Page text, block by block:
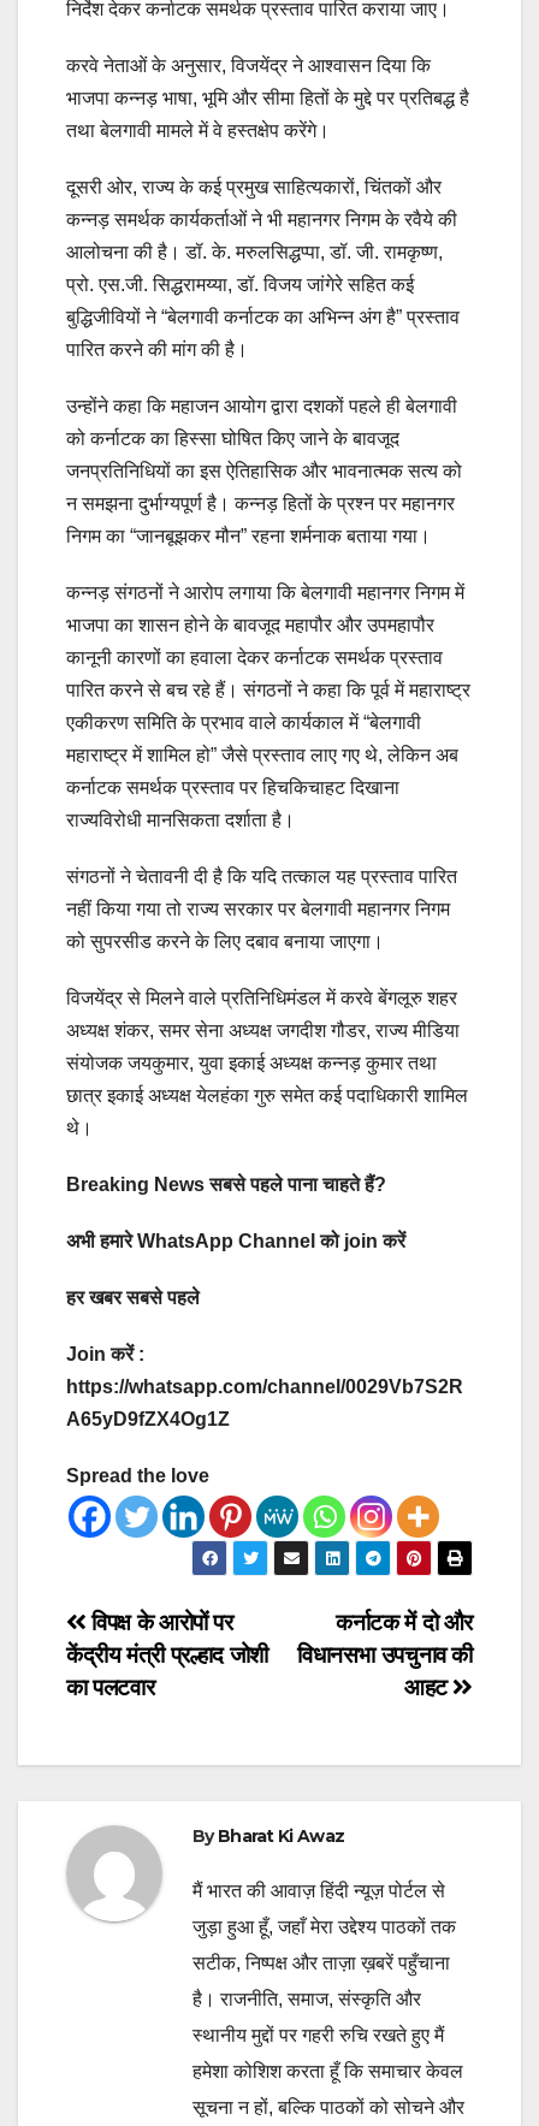
निर्देश देकर कर्नाटक समर्थक प्रस्ताव पारित कराया जाए।
करवे नेताओं के अनुसार, विजयेंद्र ने आश्वासन दिया कि
भाजपा कन्नड़ भाषा, भूमि और सीमा हितों के मुद्दे पर प्रतिबद्ध है
तथा बेलगावी मामले में वे हस्तक्षेप करेंगे।
दूसरी ओर, राज्य के कई प्रमुख साहित्यकारों, चिंतकों और
कन्नड़ समर्थक कार्यकर्ताओं ने भी महानगर निगम के रवैये की
आलोचना की है। डॉ. के. मरुलसिद्धप्पा, डॉ. जी. रामकृष्ण,
प्रो. एस.जी. सिद्धरामय्या, डॉ. विजय जांगेरे सहित कई
बुद्धिजीवियों ने “बेलगावी कर्नाटक का अभिन्न अंग है” प्रस्ताव
पारित करने की मांग की है।
उन्होंने कहा कि महाजन आयोग द्वारा दशकों पहले ही बेलगावी
को कर्नाटक का हिस्सा घोषित किए जाने के बावजूद
जनप्रतिनिधियों का इस ऐतिहासिक और भावनात्मक सत्य को
न समझना दुर्भाग्यपूर्ण है। कन्नड़ हितों के प्रश्न पर महानगर
निगम का “जानबूझकर मौन” रहना शर्मनाक बताया गया।
कन्नड़ संगठनों ने आरोप लगाया कि बेलगावी महानगर निगम में
भाजपा का शासन होने के बावजूद महापौर और उपमहापौर
कानूनी कारणों का हवाला देकर कर्नाटक समर्थक प्रस्ताव
पारित करने से बच रहे हैं। संगठनों ने कहा कि पूर्व में महाराष्ट्र
एकीकरण समिति के प्रभाव वाले कार्यकाल में “बेलगावी
महाराष्ट्र में शामिल हो” जैसे प्रस्ताव लाए गए थे, लेकिन अब
कर्नाटक समर्थक प्रस्ताव पर हिचकिचाहट दिखाना
राज्यविरोधी मानसिकता दर्शाता है।
संगठनों ने चेतावनी दी है कि यदि तत्काल यह प्रस्ताव पारित
नहीं किया गया तो राज्य सरकार पर बेलगावी महानगर निगम
को सुपरसीड करने के लिए दबाव बनाया जाएगा।
विजयेंद्र से मिलने वाले प्रतिनिधिमंडल में करवे बेंगलूरु शहर
अध्यक्ष शंकर, समर सेना अध्यक्ष जगदीश गौडर, राज्य मीडिया
संयोजक जयकुमार, युवा इकाई अध्यक्ष कन्नड़ कुमार तथा
छात्र इकाई अध्यक्ष येलहंका गुरु समेत कई पदाधिकारी शामिल
थे।
Breaking News सबसे पहले पाना चाहते हैं?
अभी हमारे WhatsApp Channel को join करें
हर खबर सबसे पहले
Join करें :
https://whatsapp.com/channel/0029Vb7S2R
A65yD9fZX4Og1Z
Spread the love
Post
navigation
कर्नाटक में दो और
विधानसभा उपचुनाव की
आहट
विपक्ष के आरोपों पर
केंद्रीय मंत्री प्रल्हाद जोशी
का पलटवार
ByBharat Ki Awaz
मैं भारत की आवाज़ हिंदी न्यूज़ पोर्टल से
जुड़ा हुआ हूँ, जहाँ मेरा उद्देश्य पाठकों तक
सटीक, निष्पक्ष और ताज़ा ख़बरें पहुँचाना
है। राजनीति, समाज, संस्कृति और
स्थानीय मुद्दों पर गहरी रुचि रखते हुए मैं
हमेशा कोशिश करता हूँ कि समाचार केवल
सूचना न हों, बल्कि पाठकों को सोचने और